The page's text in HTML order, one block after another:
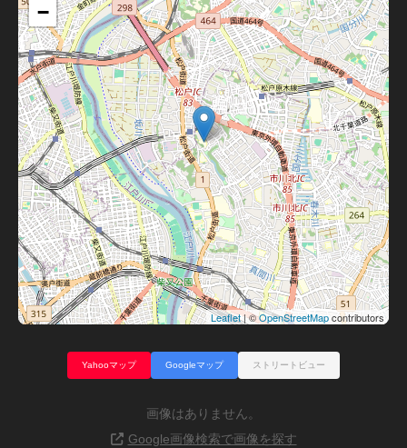
−
Leaflet| ©OpenStreetMapcontributors
Yahooマップ Googleマップ ストリートビュー
画像はありません。
Google画像検索で画像を探す